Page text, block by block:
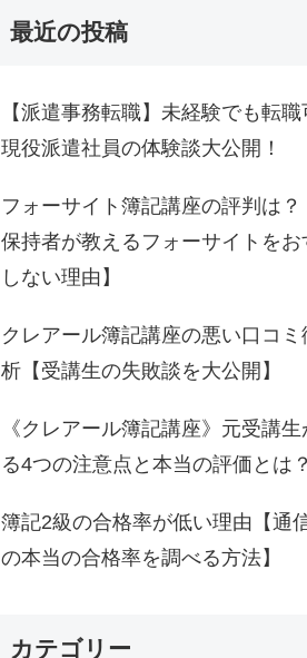
最近の投稿
【派遣事務転職】未経験でも転職
現役派遣社員の体験談大公開！
フォーサイト簿記講座の評判は？
保持者が教えるフォーサイトをお
しない理由】
クレアール簿記講座の悪い口コミ
析【受講生の失敗談を大公開】
《クレアール簿記講座》元受講生
る4つの注意点と本当の評価とは？
簿記2級の合格率が低い理由【通
の本当の合格率を調べる方法】
カテゴリー